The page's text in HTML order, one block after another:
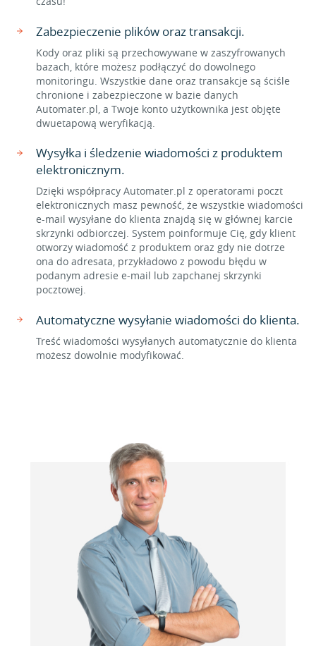
Zabezpieczenie plików oraz transakcji.
Kody oraz pliki są przechowywane w zaszyfrowanych
bazach, które możesz podłączyć do dowolnego
monitoringu. Wszystkie dane oraz transakcje są ściśle
chronione i zabezpieczone w bazie danych
Automater.pl, a Twoje konto użytkownika jest objęte
dwuetapową weryfikacją.
Wysyłka i śledzenie wiadomości z produktem
elektronicznym.
Dzięki współpracy Automater.pl z operatorami poczt
elektronicznych masz pewność, że wszystkie wiadomości
e-mail wysyłane do klienta znajdą się w głównej karcie
skrzynki odbiorczej. System poinformuje Cię, gdy klient
otworzy wiadomość z produktem oraz gdy nie dotrze
ona do adresata, przykładowo z powodu błędu w
podanym adresie e-mail lub zapchanej skrzynki
pocztowej.
Automatyczne wysyłanie wiadomości do klienta.
Treść wiadomości wysyłanych automatycznie do klienta
możesz dowolnie modyfikować.